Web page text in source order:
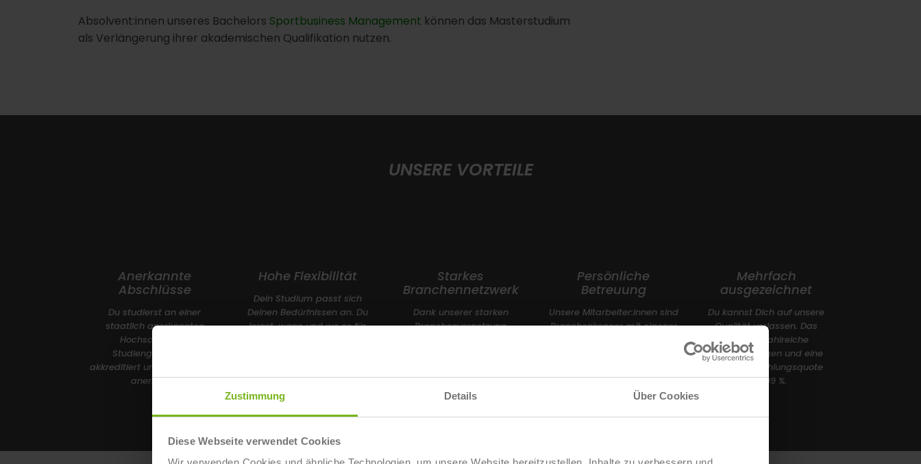
Zustimmung Details Über Cookies
Diese Webseite verwendet Cookies
Absolvent:innen unseres Bachelors Sportbusiness Management können das Masterstudium
als Verlängerung ihrer akademischen Qualifikation nutzen.
UNSERE VORTEILE
Anerkannte
Abschlüsse
Du studierst an einer
staatlich anerkannten
Hochschule. Die
Studiengänge sind
akkreditiert und international
anerkannt.
Hohe Flexibilität
Dein Studium passt sich
Deinen Bedürfnissen an. Du
lernst, wann und wo es für
Starkes
Branchennetzwerk
Dank unserer starken
Branchenvernetzung
Wissen absoluter
Branchenexpert:innen.
Persönliche
Betreuung
Unsere Mitarbeiter:innen sind
Branchenkenner mit eigener
Mehrfach
ausgezeichnet
Du kannst Dich auf unsere
Qualität verlassen. Das
belegen zahlreiche
Auszeichnungen und eine
Weiterempfehlungsquote
von 99 %.